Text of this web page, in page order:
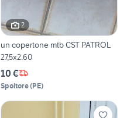
2
un copertone mtb CST PATROL
27,5x2.60
10 €
Spoltore(PE)